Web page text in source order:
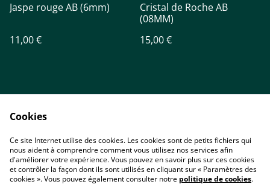
Jaspe rouge AB (6mm)
11,00 €
Cristal de Roche AB
(08MM)
15,00 €
Accueil
Contact
Conditions
Politique de
confidentialité
Cookies
Ce site Internet utilise des cookies. Les cookies sont de petits fichiers qui
nous aident à comprendre comment vous utilisez nos services afin
d'améliorer votre expérience. Vous pouvez en savoir plus sur ces cookies
et contrôler la façon dont ils sont utilisés en cliquant sur « Paramètres des
cookies ». Vous pouvez également consulter notre politique de cookies.